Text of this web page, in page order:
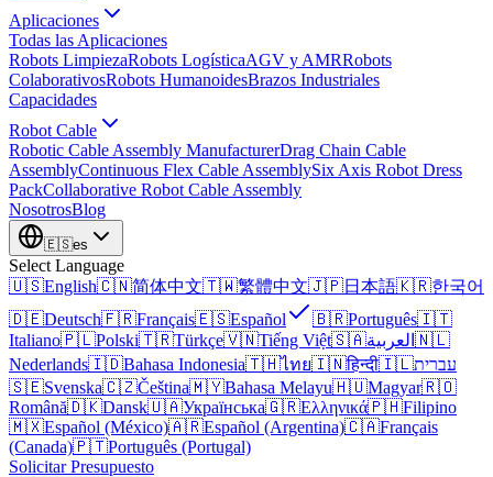
Aplicaciones
Todas las Aplicaciones
Robots LimpiezaRobots LogísticaAGV y AMRRobots
ColaborativosRobots HumanoidesBrazos Industriales
Capacidades
Robot Cable
Robotic Cable Assembly ManufacturerDrag Chain Cable
AssemblyContinuous Flex Cable AssemblySix Axis Robot Dress
PackCollaborative Robot Cable Assembly
NosotrosBlog
🇪🇸es
Select Language
🇺🇸English🇨🇳简体中文🇹🇼繁體中文🇯🇵日本語🇰🇷한국어
🇩🇪Deutsch🇫🇷Français🇪🇸Español 🇧🇷Português🇮🇹
Italiano🇵🇱Polski🇹🇷Türkçe🇻🇳Tiếng Việt🇸🇦العربية 🇳🇱
Nederlands🇮🇩Bahasa Indonesia🇹🇭ไทย🇮🇳हिन्दी🇮🇱עברית
🇸🇪Svenska🇨🇿Čeština🇲🇾Bahasa Melayu🇭🇺Magyar🇷🇴
Română🇩🇰Dansk🇺🇦Українська🇬🇷Ελληνικά🇵🇭Filipino
🇲🇽Español (México)🇦🇷Español (Argentina)🇨🇦Français
(Canada)🇵🇹Português (Portugal)
Solicitar Presupuesto